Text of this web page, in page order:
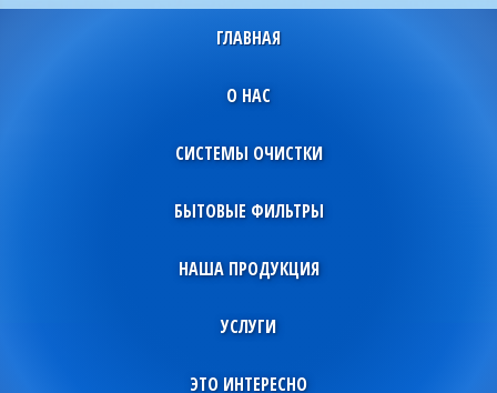
ГЛАВНАЯ
О НАС
СИСТЕМЫ ОЧИСТКИ
БЫТОВЫЕ ФИЛЬТРЫ
НАША ПРОДУКЦИЯ
УСЛУГИ
ЭТО ИНТЕРЕСНО